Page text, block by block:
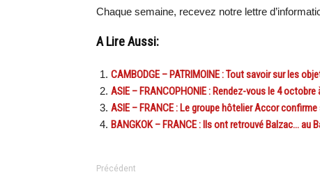
Chaque semaine, recevez notre lettre
A Lire Aussi:
CAMBODGE – PATRIMOINE : Tout savoir sur les
ASIE – FRANCOPHONIE : Rendez-vous le 4
ASIE – FRANCE : Le groupe hôtelier Accor
BANGKOK – FRANCE : Ils ont retrouvé Balzac… au
Précédent